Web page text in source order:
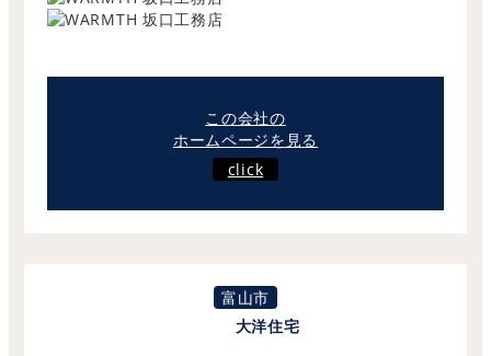
この会社の
ホームページを見る
click
富山市
大洋住宅